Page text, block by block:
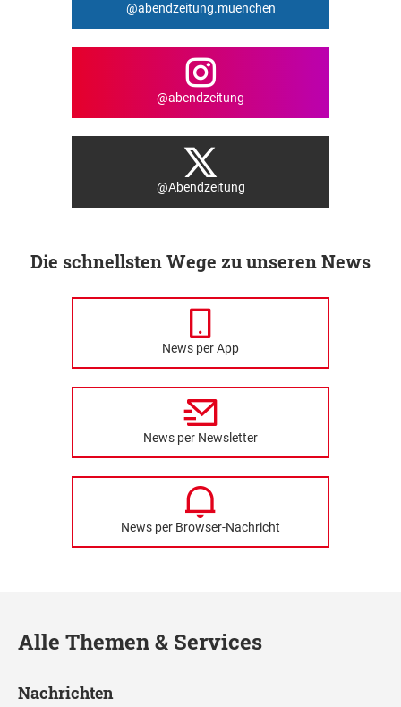
@abendzeitung.muenchen
@abendzeitung
@Abendzeitung
Die schnellsten Wege zu unseren News
News per App
News per Newsletter
News per Browser-Nachricht
Alle Themen & Services
Nachrichten